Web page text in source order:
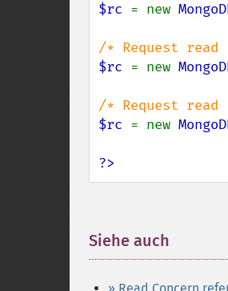
$rc = new
$rc = new
$rc = new
?>
Siehe auch